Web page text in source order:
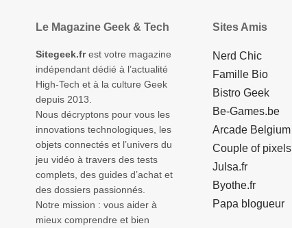
Le Magazine Geek & Tech
Sitegeek.frest votre magazine
indépendant dédié à l’actualité
High-Tech et à la culture Geek
depuis 2013.
Nous décryptons pour vous les
innovations technologiques, les
objets connectés et l’univers du
jeu vidéo à travers des tests
complets, des guides d’achat et
des dossiers passionnés.
Notre mission : vous aider à
mieux comprendre et bien
Sites Amis
Nerd Chic
Famille Bio
Bistro Geek
Be-Games.be
Arcade Belgium
Couple of pixels
Julsa.fr
Byothe.fr
Papa blogueur